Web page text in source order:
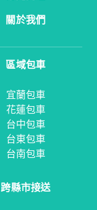
關於我們
區域包車
宜蘭包車
花蓮包車
台中包車
台東包車
台南包車
跨縣市接送